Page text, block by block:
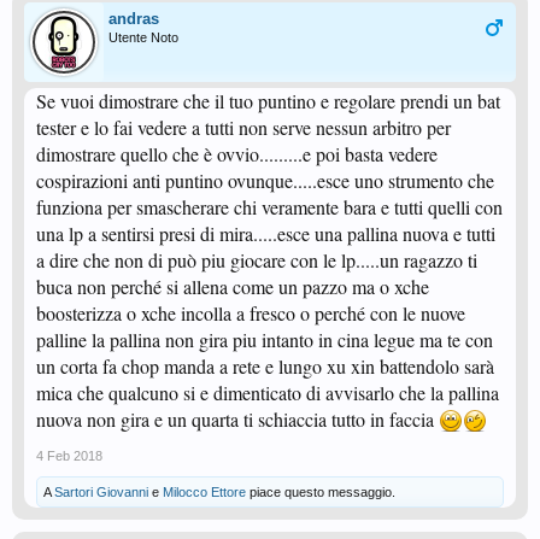
andras
Utente Noto
Se vuoi dimostrare che il tuo puntino e regolare prendi un bat
tester e lo fai vedere a tutti non serve nessun arbitro per
dimostrare quello che è ovvio.........e poi basta vedere
cospirazioni anti puntino ovunque.....esce uno strumento che
funziona per smascherare chi veramente bara e tutti quelli con
una lp a sentirsi presi di mira.....esce una pallina nuova e tutti
a dire che non di può piu giocare con le lp.....un ragazzo ti
buca non perché si allena come un pazzo ma o xche
boosterizza o xche incolla a fresco o perché con le nuove
palline la pallina non gira piu intanto in cina legue ma te con
un corta fa chop manda a rete e lungo xu xin battendolo sarà
mica che qualcuno si e dimenticato di avvisarlo che la pallina
nuova non gira e un quarta ti schiaccia tutto in faccia
4 Feb 2018
ASartori Giovanni e Milocco Ettore piace questo messaggio.